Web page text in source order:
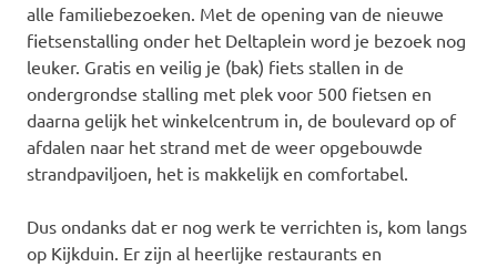
alle familiebezoeken. Met de opening van de nieuwe
fietsenstalling onder het Deltaplein word je bezoek nog
leuker. Gratis en veilig je (bak) fiets stallen in de
ondergrondse stalling met plek voor 500 fietsen en
daarna gelijk het winkelcentrum in, de boulevard op of
afdalen naar het strand met de weer opgebouwde
strandpaviljoen, het is makkelijk en comfortabel.
Dus ondanks dat er nog werk te verrichten is, kom langs
op Kijkduin. Er zijn al heerlijke restaurants en